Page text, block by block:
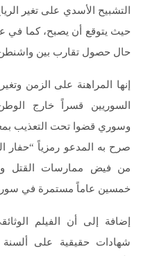
التشبيح الأسدي على تغير
حيث يتوقع أن يصبح، كما في
حال حصول تقارب بين
إنها المراهنة على الزمن
السوريين قسراً خارج
وسوري قضوا تحت التعذيب
صرح به المدعو رمزياً “حفار
من فيض ممارسات القتل
خمسين عاماً مستمرة في
إضافة إلى أن الفيلم
شهادات حقيقية على